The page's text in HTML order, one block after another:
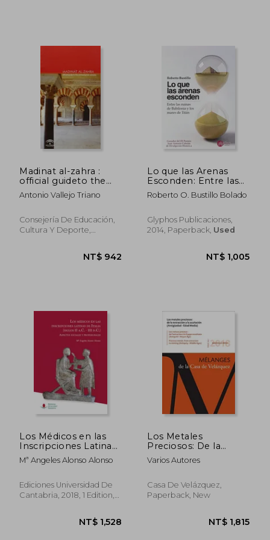
NT$ 1,356
Madinat al-zahra :
official guideto the
archaeological
complex (in Spanish)
Antonio Vallejo Triano
Consejería De Educación,
Cultura Y Deporte,
Lo que las Arenas
Esconden: Entre las
Ruinas de Babilonia y
los Mares de Titán (in
Roberto O. Bustillo Bolado
Glyphos Publicaciones,
2014, Paperback, Used
Los Médicos en las
Inscripciones Latinas
de Italia (Siglos ii A. C.
-Iii D. C. ) (Heri) (in
Mª Angeles Alonso Alonso
Ediciones Universidad De
Cantabria, 2018, 1 Edition,
Los Metales
Preciosos: De la
Extracción a la
Acuñación (in
Varios Autores
Casa De Velázquez,
Paperback, New